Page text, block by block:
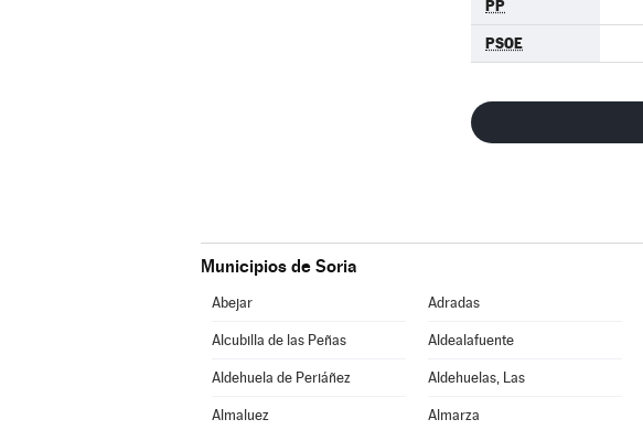
PP
PSOE
Municipios de Soria
Abejar Adradas
Alcubilla de las Peñas Aldealafuente
Aldehuela de Periáñez Aldehuelas, Las
Almaluez Almarza